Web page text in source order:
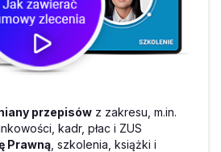
przepisów z zakresu, m.in.
kadr, płac i ZUS
Prawną , szkolenia, książki i